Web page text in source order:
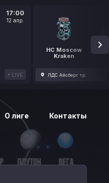
17:00
12 апр.
LIVE
HC Moscow
Kraken
1
ЛДС Айсберг тр.
О лиге Контакты